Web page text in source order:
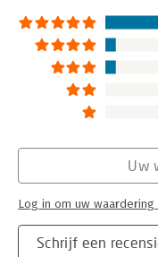
Schrijf een
Uw
Log in om uw